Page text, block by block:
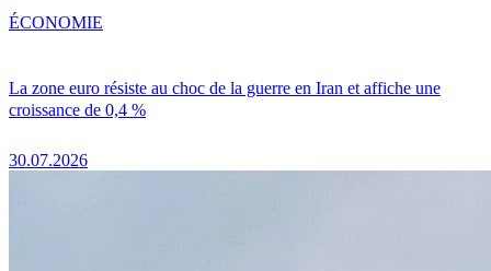
La zone euro résiste au choc de la guerre en Iran et affiche une
croissance de 0,4 %
30.07.2026
ÉCONOMIE